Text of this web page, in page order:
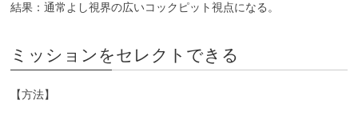
結果：通常よし視界の広いコックピット視点になる。
ミッションをセレクトできる
【方法】